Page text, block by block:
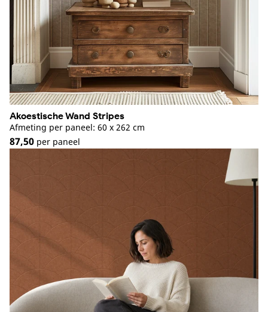
Akoestische Wand Stripes
Afmeting per paneel: 60 x 262 cm
87,50 per paneel